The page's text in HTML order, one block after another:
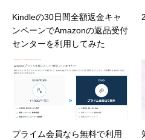
Kindleの30日間全額返金キャ
ンペーンでAmazonの返品受付
センターを利用してみた
プライム会員なら無料で利用